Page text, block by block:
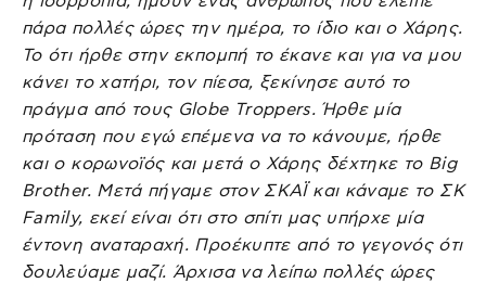
πάρα πολλές ώρες την ημέρα, το ίδιο και ο Χάρης.
Το ότι ήρθε στην εκπομπή το έκανε και για να μου
κάνει το χατήρι, τον πίεσα, ξεκίνησε αυτό το
πράγμα από τους Globe Troppers. Ήρθε μία
πρόταση που εγώ επέμενα να το κάνουμε, ήρθε
και ο κορωνοϊός και μετά ο Χάρης δέχτηκε το Big
Brother. Μετά πήγαμε στον ΣΚΑΪ και κάναμε το ΣΚ
Family, εκεί είναι ότι στο σπίτι μας υπήρχε μία
έντονη αναταραχή. Προέκυπτε από το γεγονός ότι
δουλεύαμε μαζί. Άρχισα να λείπω πολλές ώρες